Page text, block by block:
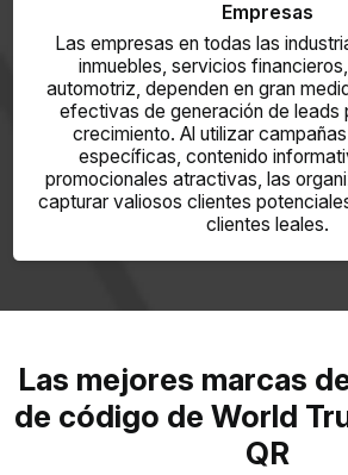
Empresas
Las empresas en todas las
inmuebles, servicios
automotriz, dependen en gran
efectivas de generación de leads
crecimiento. Al utilizar
específicas, contenido
promocionales atractivas, las
capturar valiosos clientes
clientes leales.
Las mejores marcas
de código de World
QR